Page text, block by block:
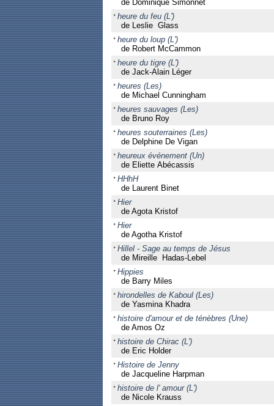
de Dominique Simonnet
heure du feu (L')
de Leslie Glass
heure du loup (L')
de Robert McCammon
heure du tigre (L')
de Jack-Alain Léger
heures (Les)
de Michael Cunningham
heures sauvages (Les)
de Bruno Roy
heures souterraines (Les)
de Delphine De Vigan
heureux événement (Un)
de Eliette Abécassis
HHhH
de Laurent Binet
Hier
de Agota Kristof
Hier
de Agotha Kristof
Hillel - Sage au temps de Jésus
de Mireille Hadas-Lebel
Hippies
de Barry Miles
hirondelles de Kaboul (Les)
de Yasmina Khadra
histoire d'amour et de ténèbres (Une)
de Amos Oz
histoire de Chirac (L')
de Eric Holder
Histoire de Jenny
de Jacqueline Harpman
histoire de l' amour (L')
de Nicole Krauss